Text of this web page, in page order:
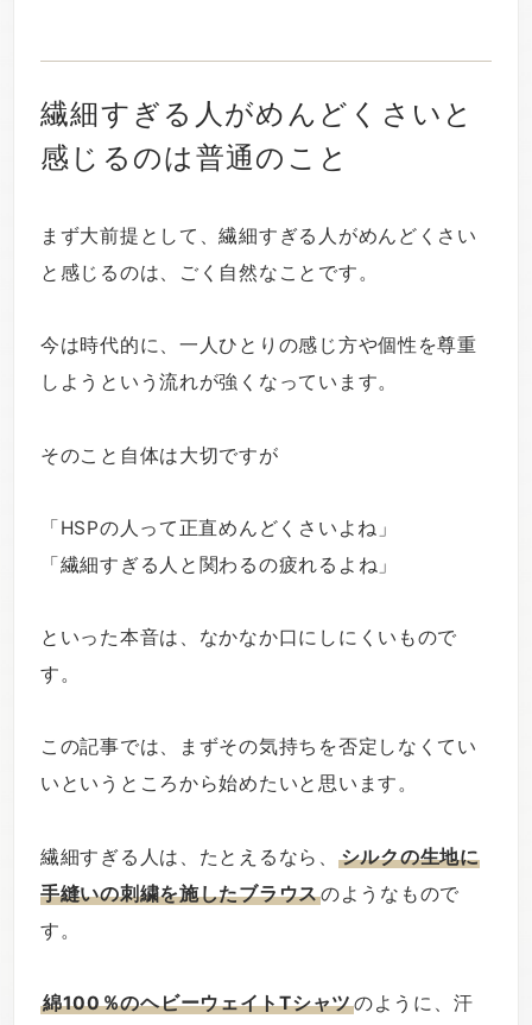
繊細すぎる人がめんどくさいと
感じるのは普通のこと
まず大前提として、繊細すぎる人がめんどくさい
と感じるのは、ごく自然なことです。
今は時代的に、一人ひとりの感じ方や個性を尊重
しようという流れが強くなっています。
そのこと自体は大切ですが
「HSPの人って正直めんどくさいよね」
「繊細すぎる人と関わるの疲れるよね」
といった本音は、なかなか口にしにくいもので
す。
この記事では、まずその気持ちを否定しなくてい
いというところから始めたいと思います。
繊細すぎる人は、たとえるなら、 シルクの生地に
手縫いの刺繍を施したブラウスのようなもので
す。
綿100％のヘビーウェイトTシャツのように、汗